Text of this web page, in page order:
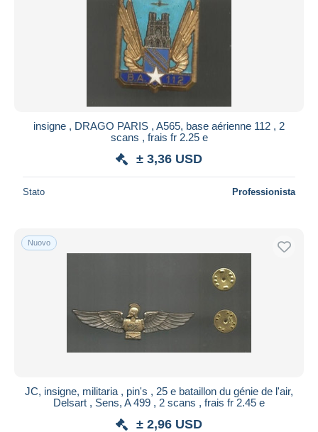
insigne , DRAGO PARIS , A565, base aérienne 112 , 2
scans , frais fr 2.25 e
± 3,36 USD
Stato Professionista
Nuovo
JC, insigne, militaria , pin's , 25 e bataillon du génie de l'air,
Delsart , Sens, A 499 , 2 scans , frais fr 2.45 e
± 2,96 USD